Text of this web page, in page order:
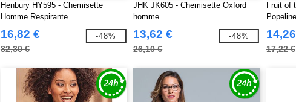
Henbury HY595 - Chemisette
Homme Respirante
16,82 €
32,30 €
-48%
JHK JK605 - Chemisette Oxford
homme
13,62 €
26,10 €
-48%
Fruit of
17,22 €